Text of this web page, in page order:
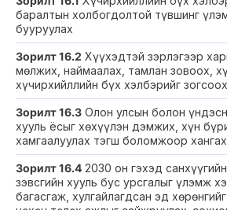
баралтын холбогдолтой түвшинг
бууруулах
Зорилт 16.2 Хүүхэдтэй зэрлэгээр
мөлжих, наймаалах, тамлан зовоох,
хүчирхийллийн бүх хэлбэрийг
Зорилт 16.3 Олон улсын болон
хууль ёсыг хөхүүлэн дэмжих, хүн
хамгаалуулах тэгш боломжоор хангах
Зорилт 16.4 2030 он гэхэд
зэвсгийн хууль бус урсгалыг үлэмж
багасгаж, хулгайлагдсан эд